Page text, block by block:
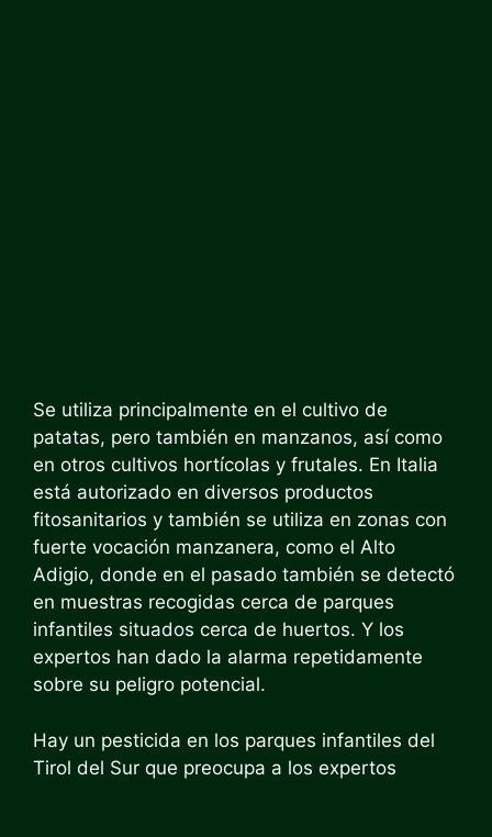
Se utiliza principalmente en el cultivo de
patatas, pero también en manzanos, así como
en otros cultivos hortícolas y frutales. En Italia
está autorizado en diversos productos
fitosanitarios y también se utiliza en zonas con
fuerte vocación manzanera, como el Alto
Adigio, donde en el pasado también se detectó
en muestras recogidas cerca de parques
infantiles situados cerca de huertos. Y los
expertos han dado la alarma repetidamente
sobre su peligro potencial.
Hay un pesticida en los parques infantiles del
Tirol del Sur que preocupa a los expertos